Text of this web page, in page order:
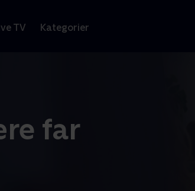
TV Kategorier
far